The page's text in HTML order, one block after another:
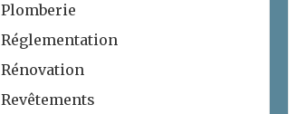
Plomberie
Réglementation
Rénovation
Revêtements